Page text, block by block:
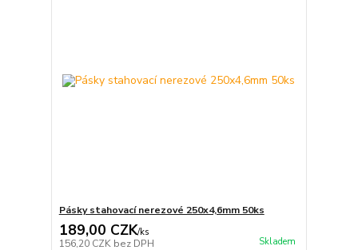
Pásky stahovací nerezové 250x4,6mm 50ks
189,00 CZK/ks
156,20 CZK bez DPH Skladem